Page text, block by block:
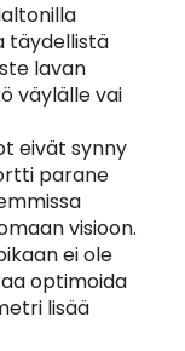
täydellistä
lavan
väylälle vai
eivät synny
parane
visioon.
ei ole
optimoida
lisää